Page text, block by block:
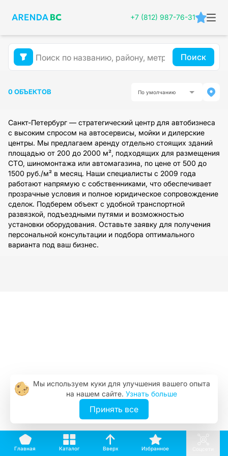
+7 (812) 987-76-31
Поиск
0 ОБЪЕКТОВ По умолчанию
Санкт-Петербург — стратегический центр для автобизнеса
с высоким спросом на автосервисы, мойки и дилерские
центры. Мы предлагаем аренду отдельно стоящих зданий
площадью от 200 до 2000 м², подходящих для размещения
СТО, шиномонтажа или автомагазина, по цене от 500 до
1500 руб./м² в месяц. Наши специалисты с 2009 года
работают напрямую с собственниками, что обеспечивает
прозрачные условия и полное юридическое сопровождение
сделок. Подберем объект с удобной транспортной
развязкой, подъездными путями и возможностью
установки оборудования. Оставьте заявку для получения
персональной консультации и подбора оптимального
варианта под ваш бизнес.
Главная Каталог Вверх Избранное
Мы используем куки для улучшения вашего опыта
на нашем сайте. Узнать больше
Принять все